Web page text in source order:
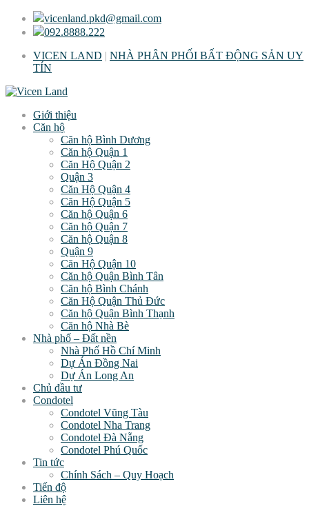
vicenland.pkd@gmail.com
092.8888.222
VICEN LAND | NHÀ PHÂN PHỐI BẤT ĐỘNG SẢN UY
TÍN
Giới thiệu
Căn hộ
Căn hộ Bình Dương
Căn hộ Quận 1
Căn Hộ Quận 2
Quận 3
Căn Hộ Quận 4
Căn Hộ Quận 5
Căn hộ Quận 6
Căn hộ Quận 7
Căn hộ Quận 8
Quận 9
Căn Hộ Quận 10
Căn hộ Quận Bình Tân
Căn hộ Bình Chánh
Căn Hộ Quận Thủ Đức
Căn hộ Quận Bình Thạnh
Căn hộ Nhà Bè
Nhà phố – Đất nền
Nhà Phố Hồ Chí Minh
Dự Án Đồng Nai
Dự Án Long An
Chủ đầu tư
Condotel
Condotel Vũng Tàu
Condotel Nha Trang
Condotel Đà Nẵng
Condotel Phú Quốc
Tin tức
Chính Sách – Quy Hoạch
Tiến độ
Liên hệ